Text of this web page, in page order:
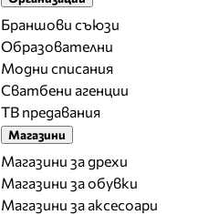
Браншови съюзи
Образователни
Модни списания
Сватбени агенции
ТВ предавания
Магазини
Магазини за дрехи
Магазини за обувки
Магазини за aксесоари